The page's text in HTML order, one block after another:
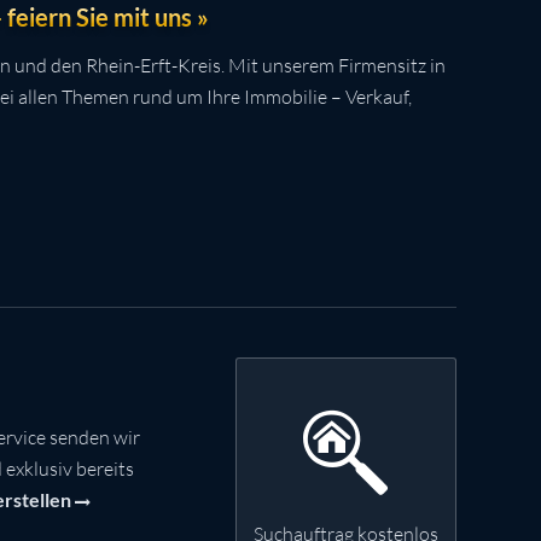
Sie mit uns »
und den Rhein-Erft-Kreis. Mit unserem Firmensitz in
allen Themen rund um Ihre Immobilie – Verkauf,
senden wir
bereits
Suchauftrag kostenlos